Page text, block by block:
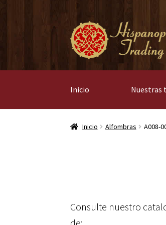
Ir
a
la
Ir
al
contenido
Inicio Nuestras
Inicio Alfombras A008-
Consulte nuestro